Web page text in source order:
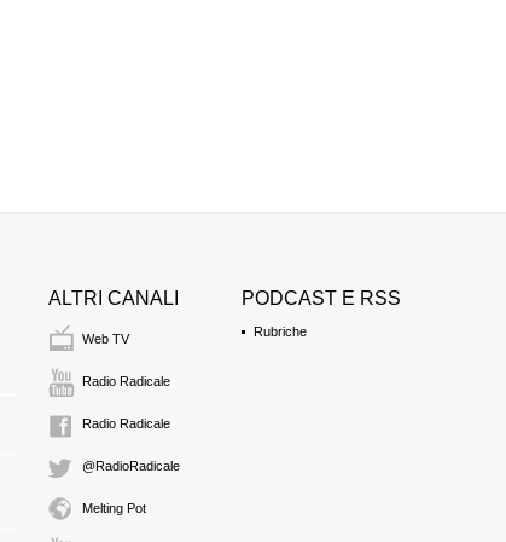
SILVIO PONS
ALTRI CANALI
Web TV
Radio Radicale
Radio Radicale
@RadioRadicale
Melting Pot
PODCAST E RSS
Rubriche